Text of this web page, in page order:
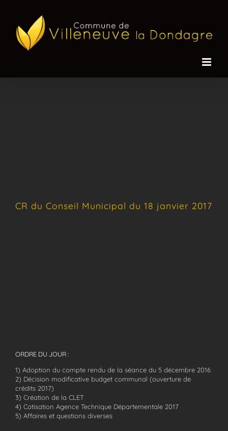
CR du Conseil Municipal du 18 janvier 2017
ORDRE DU JOUR :
1) Adoption du compte rendu de la séance du 5 décembre 2016
2) Décision modificative budget communal (ouverture de
crédits 2017)
3) Création de la CLET
4) Cotisation Agence Technique Départementale 2017
5) Affaires et questions diverses